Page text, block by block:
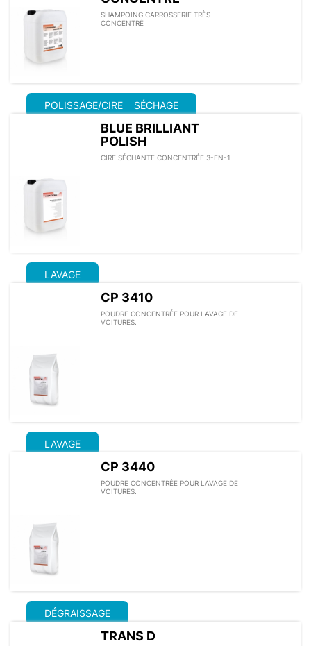
SHAMPOING CARROSSERIE TRÈS
CONCENTRÉ
POLISSAGE/CIRE SÉCHAGE
BLUE BRILLIANT
POLISH
CIRE SÉCHANTE CONCENTRÉE 3-EN-1
LAVAGE
CP 3410
POUDRE CONCENTRÉE POUR LAVAGE DE
VOITURES.
LAVAGE
CP 3440
POUDRE CONCENTRÉE POUR LAVAGE DE
VOITURES.
DÉGRAISSAGE
TRANS D